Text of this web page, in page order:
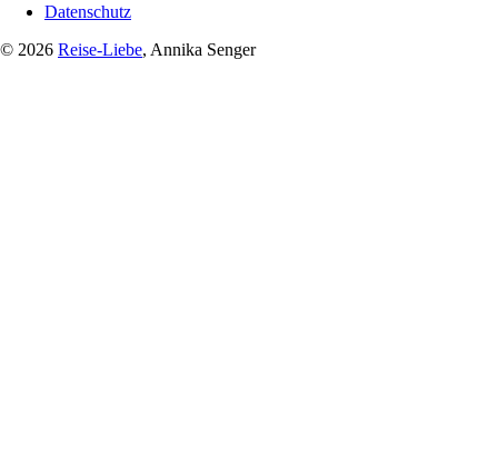
Datenschutz
© 2026 Reise-Liebe, Annika Senger